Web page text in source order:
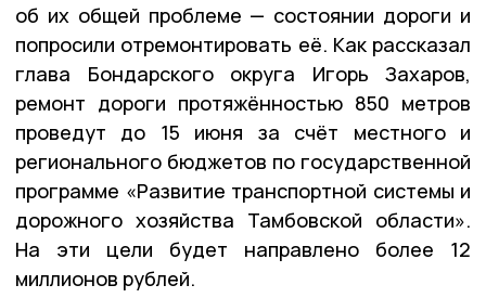
об их общей проблеме — состоянии дороги и
попросили отремонтировать её. Как рассказал
глава Бондарского округа Игорь Захаров,
ремонт дороги протяжённостью 850 метров
проведут до 15 июня за счёт местного и
регионального бюджетов по государственной
программе «Развитие транспортной системы и
дорожного хозяйства Тамбовской области».
На эти цели будет направлено более 12
миллионов рублей.